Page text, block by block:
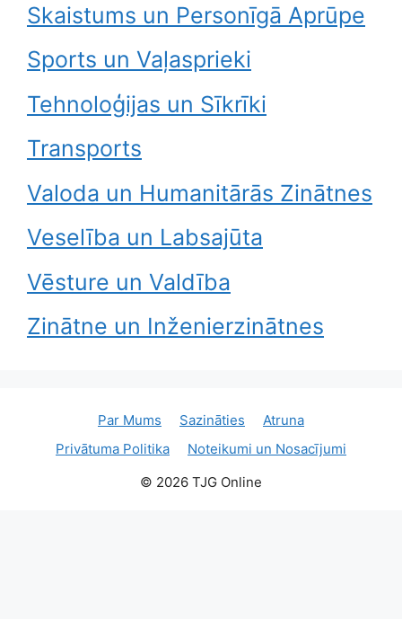
Skaistums un Personīgā Aprūpe
Sports un Vaļasprieki
Tehnoloģijas un Sīkrīki
Transports
Valoda un Humanitārās Zinātnes
Veselība un Labsajūta
Vēsture un Valdība
Zinātne un Inženierzinātnes
Par Mums Sazināties
Atruna
Privātuma Politika
Noteikumi un Nosacījumi
© 2026 TJG Online